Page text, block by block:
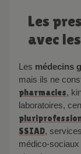
Les prescripteurs en lien direct
avec
Les médecins
mais ils ne
pharmacies,
laboratoires,
SSIAD,
médico-